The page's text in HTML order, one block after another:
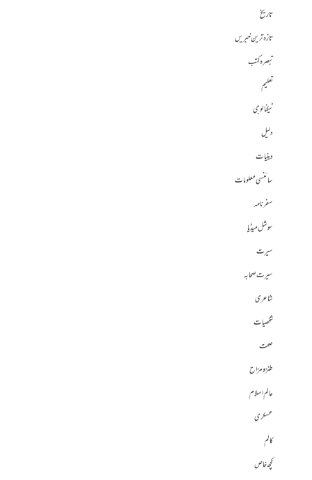
تاریخ
تازہ ترین خبریں
تبصرہ کتب
تعلیم
ٹیکنالوجی
دلیل
دینیات
سائنسی معلومات
سفرنامہ
سوشل میڈیا
سیرت
سیرت صحابہ
شاعری
شخصیات
صحت
طنز و مزاح
عالم اسلام
عسکری
کالم
کچھ خاص